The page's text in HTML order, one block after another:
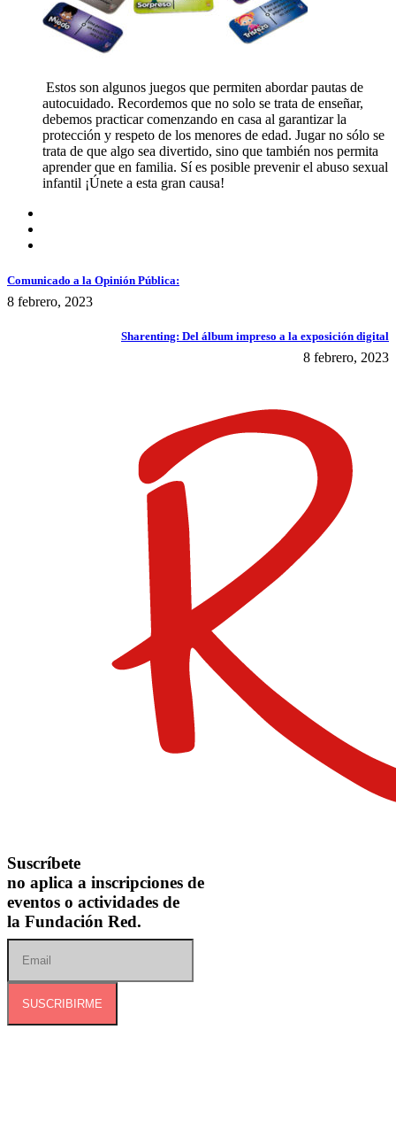
Estos son algunos juegos que permiten abordar pautas de
autocuidado. Recordemos que no solo se trata de enseñar,
debemos practicar comenzando en casa al garantizar la
protección y respeto de los menores de edad. Jugar no sólo se
trata de que algo sea divertido, sino que también nos permita
aprender que en familia. Sí es posible prevenir el abuso sexual
infantil ¡Únete a esta gran causa!
Comunicado a la Opinión Pública:
8 febrero, 2023
Sharenting: Del álbum impreso a la exposición digital
8 febrero, 2023
Suscríbete
no aplica a inscripciones de
eventos o actividades de
la Fundación Red.
SUSCRIBIRME